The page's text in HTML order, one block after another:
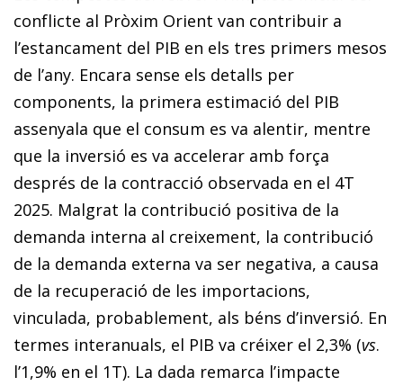
conflicte al Pròxim Orient van contribuir a
l’estancament del PIB en els tres primers mesos
de l’any. Encara sense els detalls per
components, la primera estimació del PIB
assenyala que el consum es va alentir, mentre
que la inversió es va accelerar amb força
després de la contracció observada en el 4T
2025. Malgrat la contribució positiva de la
demanda interna al creixement, la contribució
de la demanda externa va ser negativa, a causa
de la recuperació de les importacions,
vinculada, probablement, als béns d’inversió. En
termes interanuals, el PIB va créixer el 2,3% (vs.
l’1,9% en el 1T). La dada remarca l’impacte